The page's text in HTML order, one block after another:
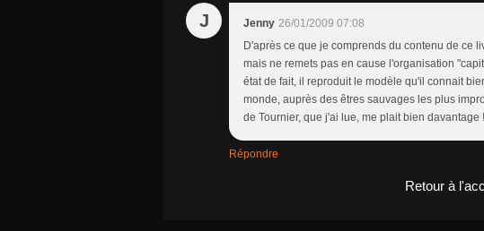
J Jenny 26/01/2009 07:08
D'après ce que je comprends du contenu de ce
mais ne remets pas en cause l'organisation
état de fait, il reproduit le modèle qu'il connait
monde, auprès des êtres sauvages les plus
de Tournier, que j'ai lue, me plait bien davantage !
Répondre
Retour à